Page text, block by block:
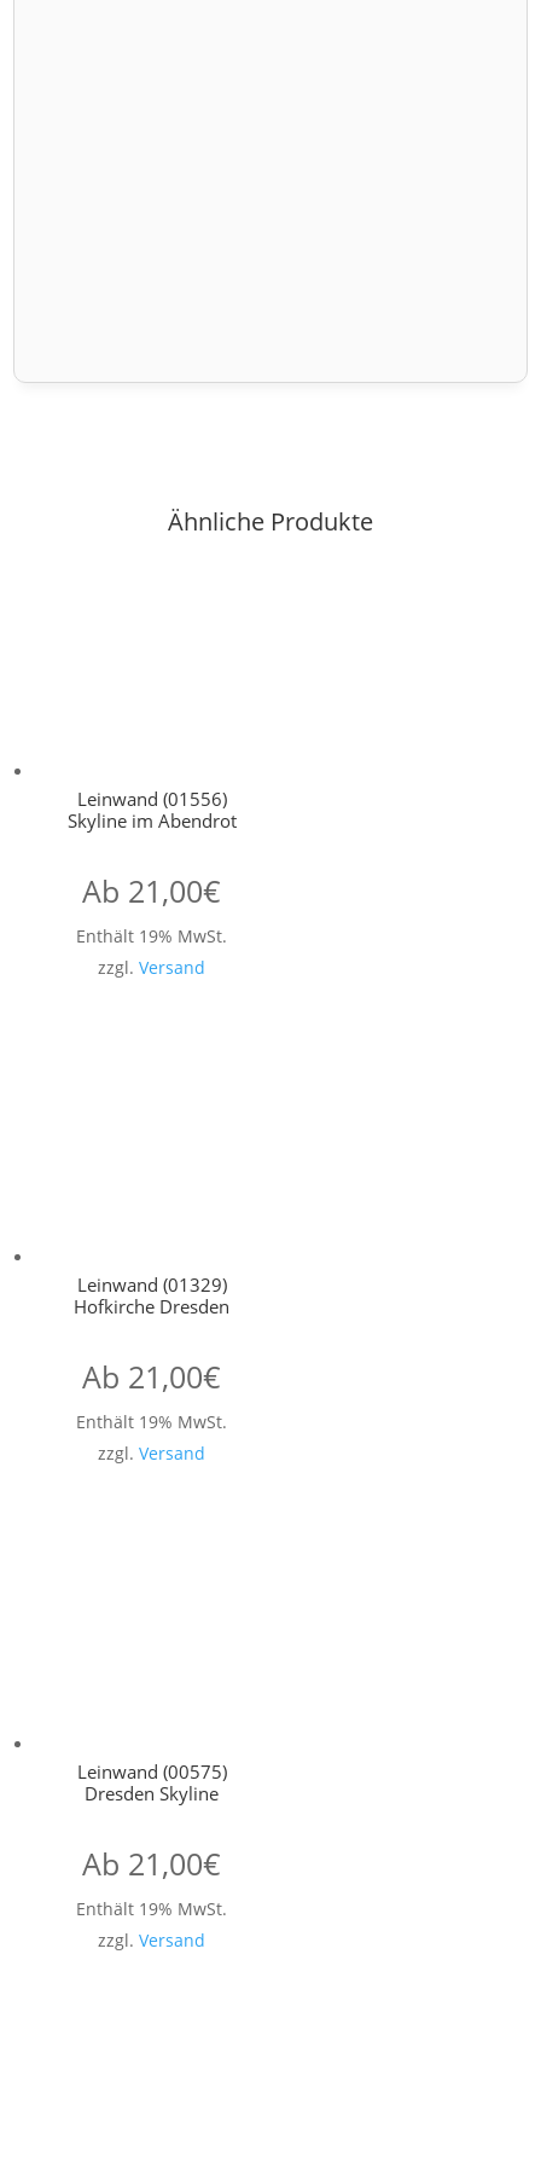
Ähnliche Produkte
Leinwand (01556)
Skyline im Abendrot
Ab 21,00€
Enthält 19% MwSt.
zzgl.Versand
Leinwand (01329)
Hofkirche Dresden
Ab 21,00€
Enthält 19% MwSt.
zzgl.Versand
Leinwand (00575)
Dresden Skyline
Ab 21,00€
Enthält 19% MwSt.
zzgl.Versand